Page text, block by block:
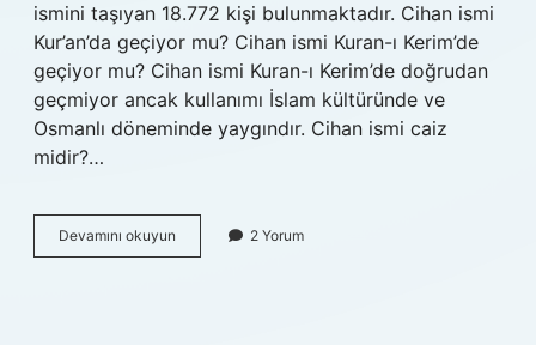
ismini taşıyan 18.772 kişi bulunmaktadır. Cihan ismi
Kur’an’da geçiyor mu? Cihan ismi Kuran-ı Kerim’de
geçiyor mu? Cihan ismi Kuran-ı Kerim’de doğrudan
geçmiyor ancak kullanımı İslam kültüründe ve
Osmanlı döneminde yaygındır. Cihan ismi caiz
midir?…
Devamını okuyun
Ismi
2 Yorum